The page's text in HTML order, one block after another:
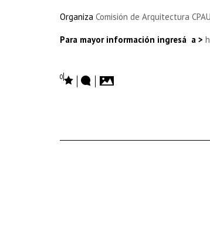
Organiza Comisión de Arquitectura CPAU
Para mayor información ingresá a >
0